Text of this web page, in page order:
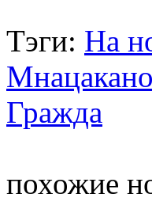
Тэги: На
Гражда
похожие